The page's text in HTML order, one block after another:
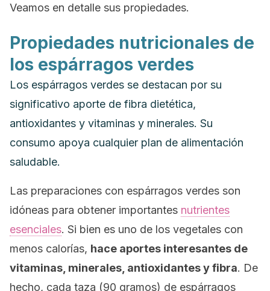
Veamos en detalle sus propiedades.
Propiedades nutricionales de
los espárragos verdes
Los espárragos verdes se destacan por su
significativo aporte de fibra dietética,
antioxidantes y vitaminas y minerales. Su
consumo apoya cualquier plan de alimentación
saludable.
Las preparaciones con espárragos verdes son
idóneas para obtener importantes nutrientes
esenciales. Si bien es uno de los vegetales con
menos calorías, hace aportes interesantes de
vitaminas, minerales, antioxidantes y fibra. De
hecho, cada taza (90 gramos) de espárragos